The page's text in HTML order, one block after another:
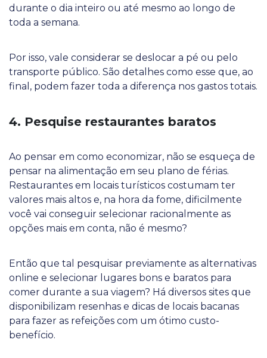
durante o dia inteiro ou até mesmo ao longo de
toda a semana.
Por isso, vale considerar se deslocar a pé ou pelo
transporte público. São detalhes como esse que, ao
final, podem fazer toda a diferença nos gastos totais.
4. Pesquise restaurantes baratos
Ao pensar em como economizar, não se esqueça de
pensar na alimentação em seu plano de férias.
Restaurantes em locais turísticos costumam ter
valores mais altos e, na hora da fome, dificilmente
você vai conseguir selecionar racionalmente as
opções mais em conta, não é mesmo?
Então que tal pesquisar previamente as alternativas
online e selecionar lugares bons e baratos para
comer durante a sua viagem? Há diversos sites que
disponibilizam resenhas e dicas de locais bacanas
para fazer as refeições com um ótimo custo-
benefício.